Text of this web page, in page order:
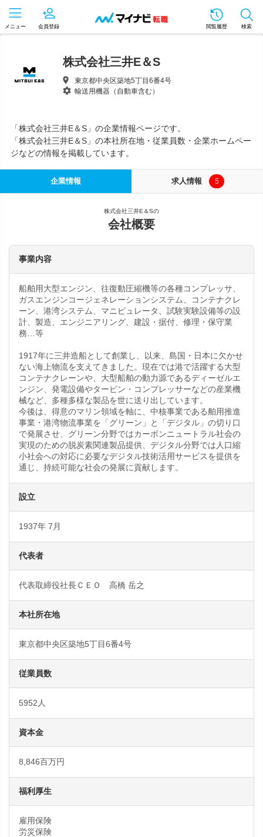
メニュー 会員登録 閲覧履歴 検索
株式会社三井E＆S
東京都中央区築地5丁目6番4号
輸送用機器（自動車含む）
「株式会社三井E＆S」の企業情報ページです。
「株式会社三井E＆S」の本社所在地・従業員数・企業ホームペー
ジなどの情報を掲載しています。
企業情報 求人情報 5
株式会社三井E＆Sの
会社概要
事業内容
船舶用大型エンジン、往復動圧縮機等の各種コンプレッサ、
ガスエンジンコージェネレーションシステム、コンテナクレ
ーン、港湾システム、マニピュレータ、試験実験設備等の設
計、製造、エンジニアリング、建設・据付、修理・保守業
務…等
1917年に三井造船として創業し、以来、島国・日本に欠かせ
ない海上物流を支えてきました。現在では港で活躍する大型
コンテナクレーンや、大型船舶の動力源であるディーゼルエ
ンジン、発電設備やタービン・コンプレッサーなどの産業機
械など、多種多様な製品を世に送り出しています。
今後は、得意のマリン領域を軸に、中核事業である舶用推進
事業・港湾物流事業を「グリーン」と「デジタル」の切り口
で発展させ、グリーン分野ではカーボンニュートラル社会の
実現のための脱炭素関連製品提供、デジタル分野では人口縮
小社会への対応に必要なデジタル技術活用サービスを提供を
通じ、持続可能な社会の発展に貢献します。
設立
1937年 7月
代表者
代表取締役社長ＣＥＯ 高橋 岳之
本社所在地
東京都中央区築地5丁目6番4号
従業員数
5952人
資本金
8,846百万円
福利厚生
雇用保険
労災保険